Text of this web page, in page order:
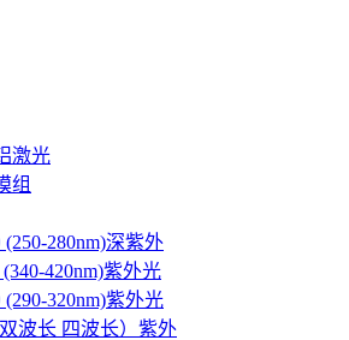
激光
组
280nm)深紫外
420nm)紫外光
320nm)紫外光
波长 四波长）紫外